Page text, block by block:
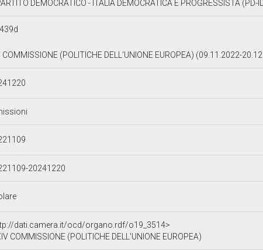
DEMOCRATICO - ITALIA DEMOCRATICA E PROGRESSISTA
COMMISSIONE (POLITICHE DELL'UNIONE EUROPEA) (09.11.2022-
20241220
dati.camera.it/ocd/organo.rdf/o19_3514>
COMMISSIONE (POLITICHE DELL'UNIONE EUROPEA)